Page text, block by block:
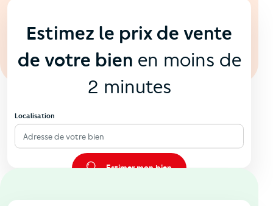
Estimez le prix de vente
de votre bien en moins de
2 minutes
Localisation
Adresse de votre bien
Estimer mon bien